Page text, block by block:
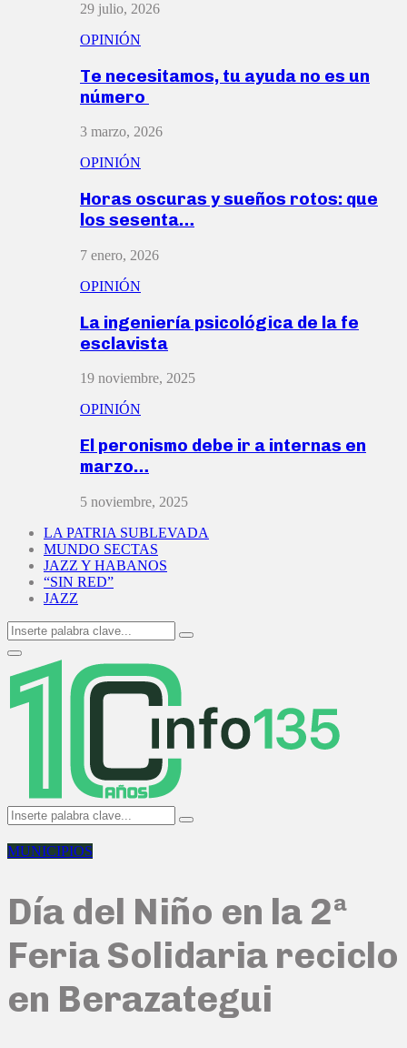
29 julio, 2026
OPINIÓN
Te necesitamos, tu ayuda no es un
número
3 marzo, 2026
OPINIÓN
Horas oscuras y sueños rotos: que
los sesenta…
7 enero, 2026
OPINIÓN
La ingeniería psicológica de la fe
esclavista
19 noviembre, 2025
OPINIÓN
El peronismo debe ir a internas en
marzo…
5 noviembre, 2025
LA PATRIA SUBLEVADA
MUNDO SECTAS
JAZZ Y HABANOS
“SIN RED”
JAZZ
Search
for:
Search
Primary
Menu
Search
for:
Search
MUNICIPIOS
Día del Niño en la 2ª
Feria Solidaria reciclo
en Berazategui